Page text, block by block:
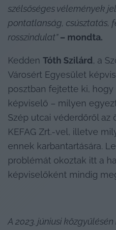
szélsőséges vélemények
pontatlanság, csúsztatás,
rosszindulat” – mondta.
Kedden Tóth Szilárd, a
Városért Egyesület
posztban fejtette ki, hogy
képviselő – milyen
Szép utcai véderdőről az
KEFAG Zrt.-vel, illetve
ennek karbantartására.
problémát okoztak itt a
képviselőként mindig
A 2023. júniusi